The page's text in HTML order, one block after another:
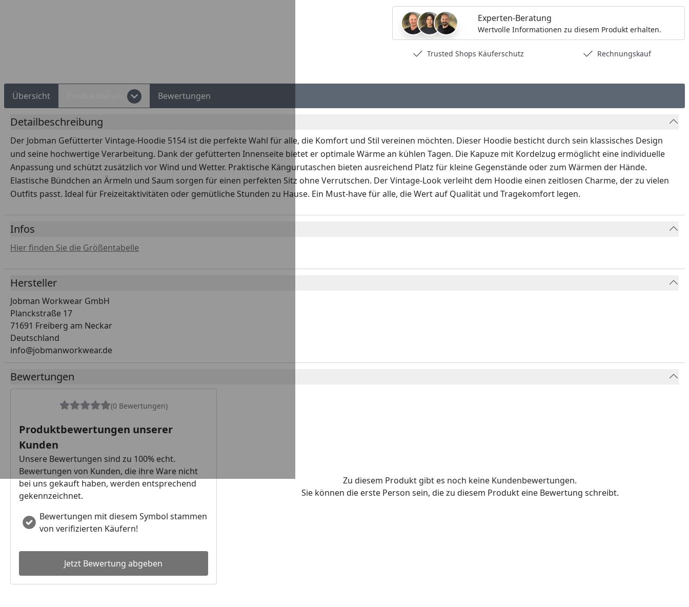
Experten-Beratung
Wertvolle Informationen zu diesem Produkt erhalten.
Trusted Shops Käuferschutz Rechnungskauf
Übersicht Bewertungen
Detailbeschreibung
Der Jobman Gefütterter Vintage-Hoodie 5154 ist die perfekte Wahl für alle, die Komfort und Stil vereinen möchten. Dieser Hoodie besticht durch sein klassisches Design
und seine hochwertige Verarbeitung. Dank der gefütterten Innenseite bietet er optimale Wärme an kühlen Tagen. Die Kapuze mit Kordelzug ermöglicht eine individuelle
Anpassung und schützt zusätzlich vor Wind und Wetter. Praktische Kängurutaschen bieten ausreichend Platz für kleine Gegenstände oder zum Wärmen der Hände.
Elastische Bündchen an Ärmeln und Saum sorgen für einen perfekten Sitz ohne Verrutschen. Der Vintage-Look verleiht dem Hoodie einen zeitlosen Charme, der zu vielen
Outfits passt. Ideal für Freizeitaktivitäten oder gemütliche Stunden zu Hause. Ein Must-have für alle, die Wert auf Qualität und Tragekomfort legen.
Infos
Hier finden Sie die Größentabelle
Hersteller
Jobman Workwear GmbH
Planckstraße 17
71691 Freiberg am Neckar
Deutschland
info@jobmanworkwear.de
Bewertungen
(0 Bewertungen)
Produktbewertungen unserer
Kunden
Unsere Bewertungen sind zu 100% echt.
Bewertungen von Kunden, die ihre Ware nicht
bei uns gekauft haben, werden entsprechend
gekennzeichnet.
Bewertungen mit diesem Symbol stammen
von verifizierten Käufern!
Jetzt Bewertung abgeben
Zu diesem Produkt gibt es noch keine Kundenbewertungen.
Sie können die erste Person sein, die zu diesem Produkt eine Bewertung schreibt.